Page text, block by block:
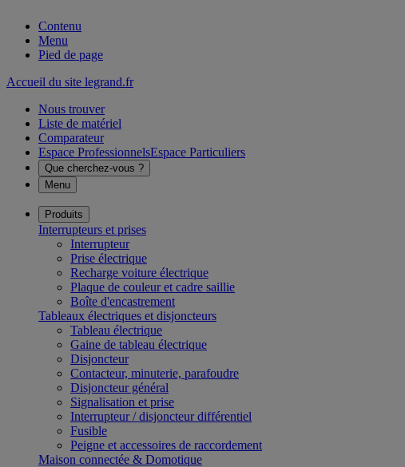
Contenu
Menu
Pied de page
Accueil du site legrand.fr
Nous trouver
Liste de matériel
Comparateur
Espace ProfessionnelsEspace Particuliers
Que cherchez-vous ?
Menu
Produits
Interrupteurs et prises
Interrupteur
Prise électrique
Recharge voiture électrique
Plaque de couleur et cadre saillie
Boîte d'encastrement
Tableaux électriques et disjoncteurs
Tableau électrique
Gaine de tableau électrique
Disjoncteur
Contacteur, minuterie, parafoudre
Disjoncteur général
Signalisation et prise
Interrupteur / disjoncteur différentiel
Fusible
Peigne et accessoires de raccordement
Maison connectée & Domotique